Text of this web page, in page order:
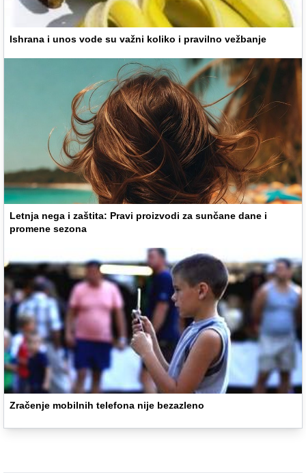
Ishrana i unos vode su važni koliko i pravilno vežbanje
Letnja nega i zaštita: Pravi proizvodi za sunčane dane i
promene sezona
Zračenje mobilnih telefona nije bezazleno